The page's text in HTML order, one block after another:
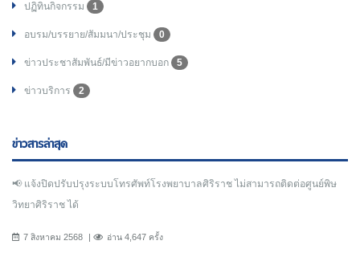
ปฏิทินกิจกรรม 1
อบรม/บรรยาย/สัมมนา/ประชุม 0
ข่าวประชาสัมพันธ์/มีข่าวอยากบอก 5
ข่าวบริการ 2
ข่าวสารล่าสุด
📢 แจ้งปิดปรับปรุงระบบโทรศัพท์โรงพยาบาลศิริราช ไม่สามารถติดต่อศูนย์พิษ
วิทยาศิริราช ได้
7 สิงหาคม 2568 อ่าน 4,647 ครั้ง